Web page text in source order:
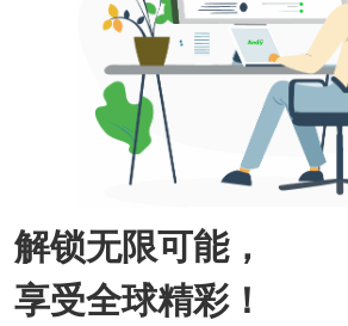
解锁无限可能，
享受全球精彩！